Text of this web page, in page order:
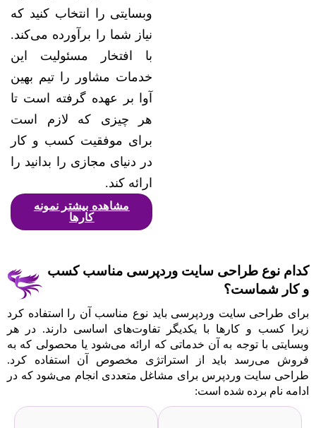
وبسایتی را انتخاب کنید که
نیاز شما را برآورده می‌کند.
با افتخار مسئولیت این
خدمات مشاور را تیم بهین
آوا بر عهده گرفته است تا
هر چیزی که لازم است
برای موفقیت کسب و کار
در دنیای مجازی را بدانید را
ارائه ‌کند.
مشاهده بیشتر نمونه
کارها
کدام نوع طراحی سایت وردپرسی مناسب کسب
و کار شماست؟
برای طراحی سایت وردپرسی باید نوع مناسب آن را استفاده کرد
زیرا کسب و کارها با یکدیگر تفاوت‌های اساسی دارند. در هر
وبسایتی با توجه به آن خدماتی که ارائه می‌شود یا محصولی که به
فروش می‌رسد باید از استراتژی مخصوص آن استفاده کرد.
طراحی سایت وردپرس برای مشاغل متعددی انجام می‌شود که در
ادامه نام برده شده است: